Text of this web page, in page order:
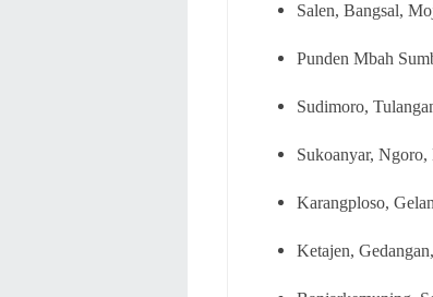
Salen, Bangsal,
Punden Mbah
Sudimoro,
Sukoanyar,
Karangploso,
Ketajen,